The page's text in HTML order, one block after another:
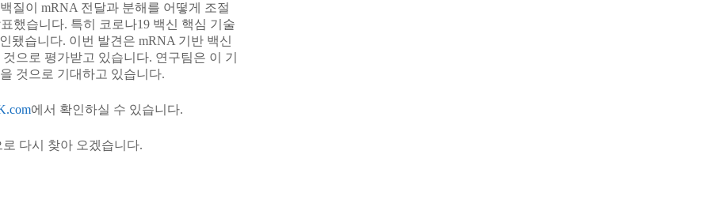
질이 mRNA 전달과 분해를 어떻게 조절
했습니다. 특히 코로나19 백신 핵심 기술
됐습니다. 이번 발견은 mRNA 기반 백신
으로 평가받고 있습니다. 연구팀은 이 기
것으로 기대하고 있습니다.
에서 확인하실 수 있습니다.
다시 찾아 오겠습니다.